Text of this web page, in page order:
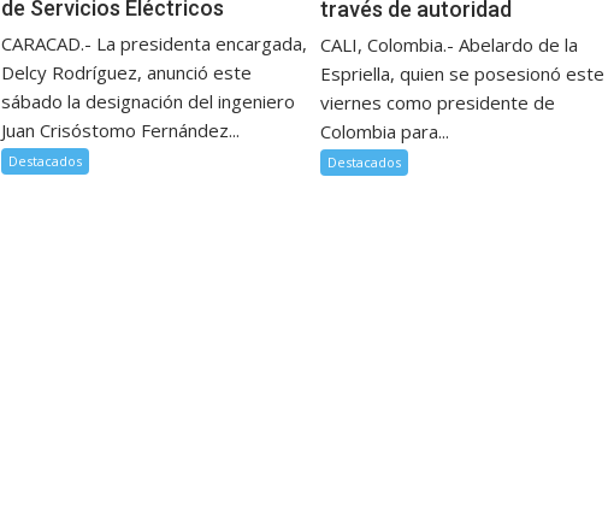
de Servicios Eléctricos
CARACAD.- La presidenta encargada,
Delcy Rodríguez, anunció este
sábado la designación del ingeniero
Juan Crisóstomo Fernández...
Destacados
través de autoridad
CALI, Colombia.- Abelardo de la
Espriella, quien se posesionó este
viernes como presidente de
Colombia para...
Destacados